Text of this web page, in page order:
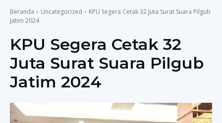
Beranda Uncategorized
KPU Segera Cetak 32 Juta Surat Suara Pilgub
Jatim 2024
KPU Segera Cetak 32
Juta Surat Suara Pilgub
Jatim 2024